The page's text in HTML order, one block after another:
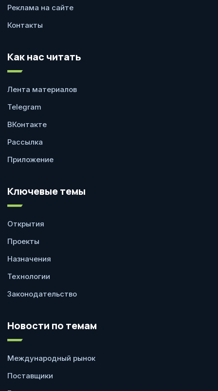
Реклама на сайте
Контакты
Как нас читать
Лента материалов
Telegram
ВКонтакте
Рассылка
Приложение
Ключевые темы
Открытия
Проекты
Назначения
Технологии
Законодательство
Новости по темам
Международный рынок
Поставщики